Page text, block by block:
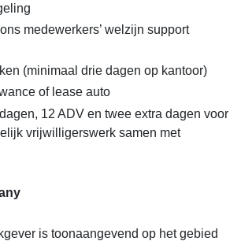
medewerkers’ welzijn support
(minimaal drie dagen op kantoor)
of lease auto
12 ADV en twee extra dagen voor
vrijwilligerswerk samen met
is toonaangevend op het gebied